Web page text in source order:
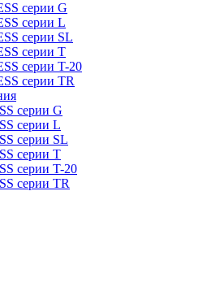
серии G
серии L
серии SL
серии T
серии T-20
серии TR
серии G
серии L
серии SL
серии T
серии T-20
серии TR